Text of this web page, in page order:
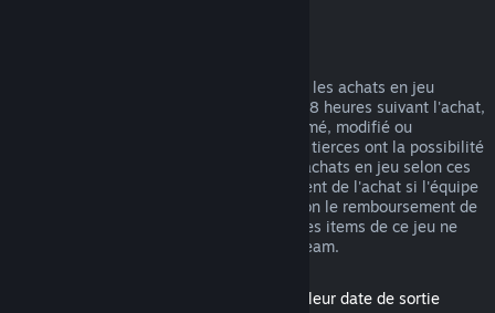
Steam propose des remboursements pour les achats en jeu
effectués dans les jeux Valve durant les 48 heures suivant l'achat,
tant que l'item en jeu n'a pas été consommé, modifié ou
transféré. Les équipes de développement tierces ont la possibilité
d'autoriser les remboursements pour les achats en jeu selon ces
mêmes termes. Steam indiquera au moment de l'achat si l'équipe
de développement du jeu a autorisé ou non le remboursement de
l'item. Dans le cas contraire, les achats des items de ce jeu ne
pourront pas vous être remboursés via Steam.
Remboursement des titres achetés avant leur date de sortie